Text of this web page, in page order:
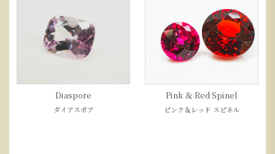
Diaspore
ダイアスポア
Pink ＆ Red Spinel
ピンク＆レッド スピネル